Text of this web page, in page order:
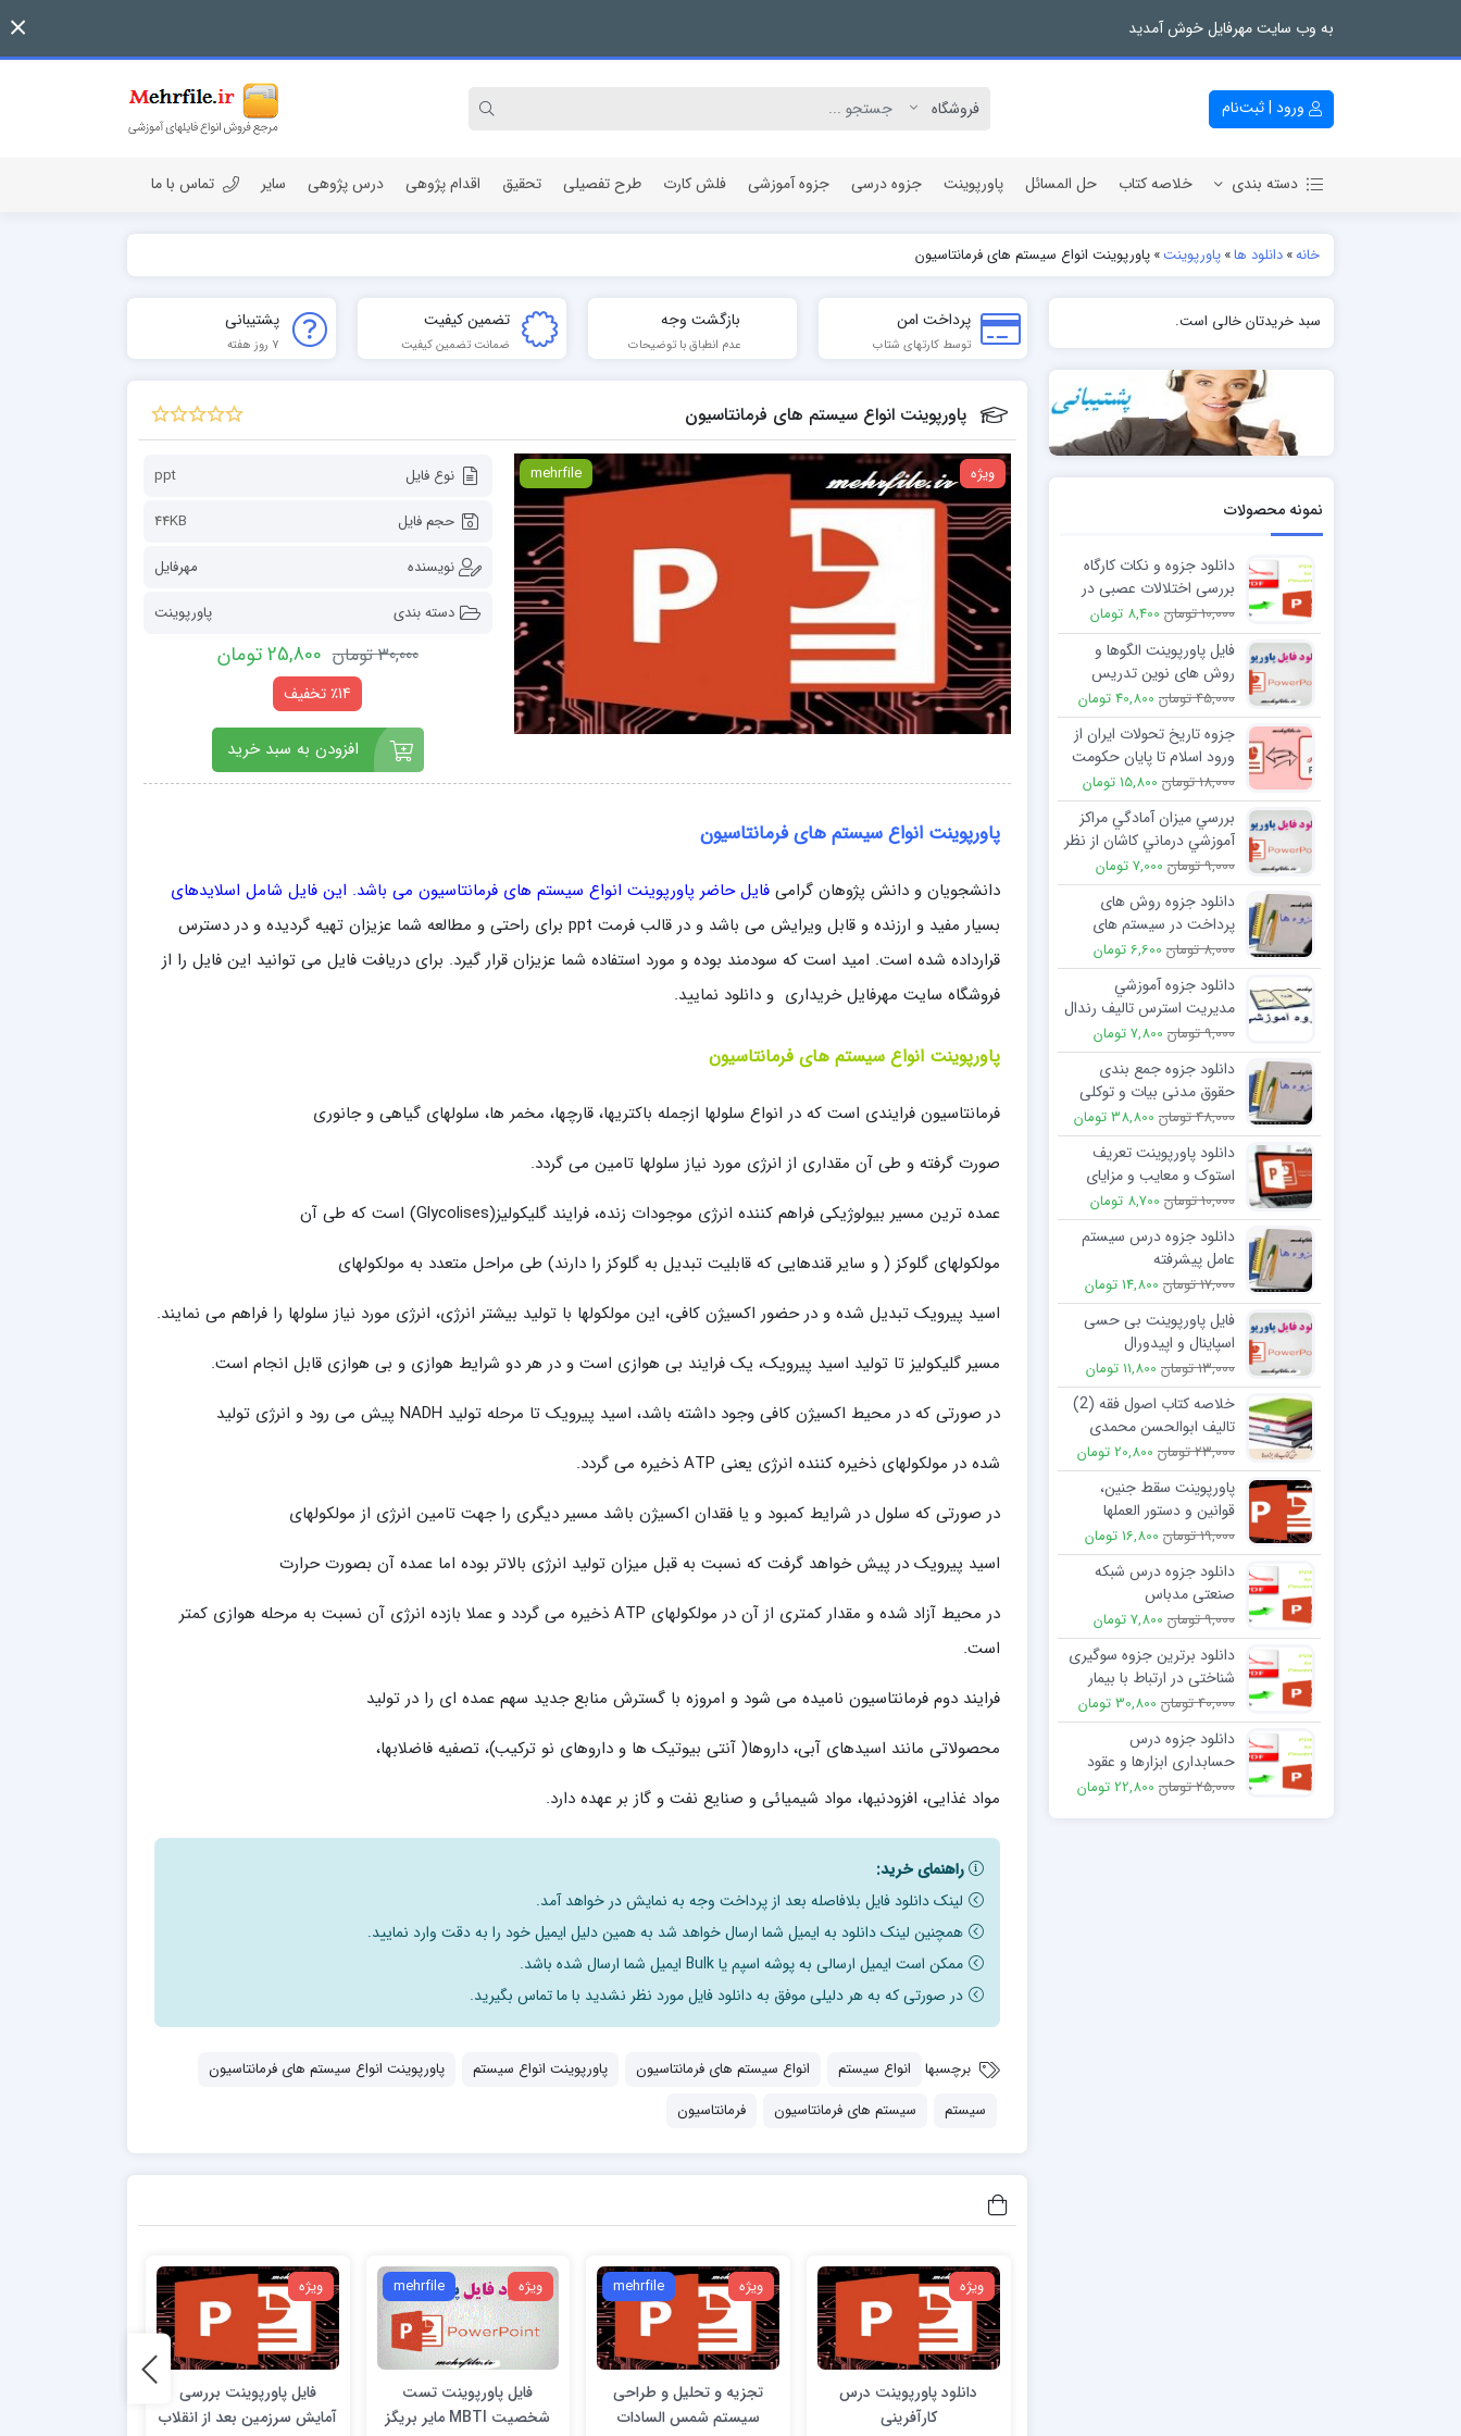
به وب سایت مهرفایل خوش آمدید
ورود | ثبت‌نام
دسته بندی
مقاله پژوهشی
خلاصه کتاب حل المسائل پاورپوینت جزوه درسی جزوه آموزشی فلش کارت طرح تفصیلی تحقیق اقدام پژوهی درس پژوهی سایر تماس با ما
خانه»دانلود ها»پاورپوینت»پاورپوینت انواع سیستم های فرمانتاسیون
پرداخت امن
توسط کارتهای شتاب
بازگشت وجه
عدم انطباق با توضیحات
تضمین کیفیت
ضمانت تضمین کیفیت
پشتیبانی
7 روز هفته
پاورپوینت انواع سیستم های فرمانتاسیون
ویژه mehrfile نوع فایل
ppt
حجم فایل
44KB
نویسنده
مهرفایل
دسته بندی
پاورپوینت
30,000 تومان 25,800 تومان
٪14 تخفیف
افزودن به سبد خرید
پاورپوینت انواع سیستم های فرمانتاسیون
دانشجویان و دانش پژوهان گرامی فایل حاضر پاورپوینت انواع سیستم های فرمانتاسیون می باشد. این فایل شامل اسلایدهای
بسیار مفید و ارزنده و قابل ویرایش می باشد و در قالب فرمت ppt برای راحتی و مطالعه شما عزیزان تهیه گردیده و در دسترس
قرارداده شده است. امید است که سودمند بوده و مورد استفاده شما عزیزان قرار گیرد. برای دریافت فایل می توانید این فایل را از
فروشگاه سایت مهرفایل خریداری و دانلود نمایید.
پاورپوینت انواع سیستم های فرمانتاسیون
فرمانتاسیون فرایندی است که در انواع سلولها ازجمله باکتریها، قارچها، مخمر ها، سلولهای گیاهی و جانوری
صورت گرفته و طی آن مقداری از انرژی مورد نیاز سلولها تامین می گردد.
عمده ترین مسیر بیولوژیکی فراهم کننده انرژی موجودات زنده، فرایند گلیکولیز(Glycolises) است که طی آن
مولکولهای گلوکز ( و سایر قندهایی که قابلیت تبدیل به گلوکز را دارند) طی مراحل متعدد به مولکولهای
اسید پیرویک تبدیل شده و در حضور اکسیژن کافی، این مولکولها با تولید بیشتر انرژی، انرژی مورد نیاز سلولها را فراهم می نمایند.
مسیر گلیکولیز تا تولید اسید پیرویک، یک فرایند بی هوازی است و در هر دو شرایط هوازی و بی هوازی قابل انجام است.
در صورتی که در محیط اکسیژن کافی وجود داشته باشد، اسید پیرویک تا مرحله تولید NADH پیش می رود و انرژی تولید
شده در مولکولهای ذخیره کننده انرژی یعنی ATP ذخیره می گردد.
در صورتی که سلول در شرایط کمبود و یا فقدان اکسیژن باشد مسیر دیگری را جهت تامین انرژی از مولکولهای
اسید پیرویک در پیش خواهد گرفت که نسبت به قبل میزان تولید انرژی بالاتر بوده اما عمده آن بصورت حرارت
در محیط آزاد شده و مقدار کمتری از آن در مولکولهای ATP ذخیره می گردد و عملا بازده انرژی آن نسبت به مرحله هوازی کمتر
است.
فرایند دوم فرمانتاسیون نامیده می شود و امروزه با گسترش منابع جدید سهم عمده ای را در تولید
محصولاتی مانند اسیدهای آبی، داروها( آنتی بیوتیک ها و داروهای نو ترکیب)، تصفیه فاضلابها،
مواد غذایی، افزودنیها، مواد شیمیائی و صنایع نفت و گاز بر عهده دارد.
راهنمای خرید:
لینک دانلود فایل بلافاصله بعد از پرداخت وجه به نمایش در خواهد آمد.
همچنین لینک دانلود به ایمیل شما ارسال خواهد شد به همین دلیل ایمیل خود را به دقت وارد نمایید.
ممکن است ایمیل ارسالی به پوشه اسپم یا Bulk ایمیل شما ارسال شده باشد.
در صورتی که به هر دلیلی موفق به دانلود فایل مورد نظر نشدید با ما تماس بگیرید.
برچسبها انواع سیستم انواع سیستم های فرمانتاسیون پاورپوینت انواع سیستم
پاورپوینت انواع سیستم های فرمانتاسیون
سیستم
سیستم های فرمانتاسیون فرمانتاسیون
ویژه
دانلود پاورپوینت درس
کارآفرینی
ویژه mehrfile
تجزیه و تحلیل و طراحی
سیستم شمس السادات
ویژه mehrfile
فایل پاورپوینت تست
شخصیت MBTI مایر بریگز
ویژه
فایل پاورپوینت بررسی
آمایش سرزمین بعد از انقلاب
سبد خریدتان خالی است.
نمونه محصولات
دانلود جزوه و نکات کارگاه
بررسی اختلالات عصبی در
بارداری
10,000 تومان 8,400 تومان
فایل پاورپوینت الگوها و
روش های نوین تدریس
45,000 تومان 40,800 تومان
جزوه تاريخ تحولات ايران از
ورود اسلام تا پایان حکومت
علويان طبرستان
18,000 تومان 15,800 تومان
بررسي ميزان آمادگي مراكز
آموزشي درماني كاشان از نظر
مديريت بحران ppt
9,000 تومان 7,000 تومان
دانلود جزوه روش های
پرداخت در سیستم های
درمانی و زنجیره تامین دارو
8,000 تومان 6,600 تومان
دانلود جزوه آموزشي
مديريت استرس تالیف رندال
راس و اليزابت آلتماير
9,000 تومان 7,800 تومان
دانلود جزوه جمع بندی
حقوق مدنی بیات و توکلی
48,000 تومان 38,800 تومان
دانلود پاورپوینت تعریف
استوک و معایب و مزایای
خرید کالای استوک
10,000 تومان 8,700 تومان
دانلود جزوه درس سيستم
عامل پيشرفته
17,000 تومان 14,800 تومان
فایل پاورپوینت بی حسی
اسپاینال و اپیدورال
13,000 تومان 11,800 تومان
خلاصه کتاب اصول فقه (2)
تالیف ابوالحسن محمدی
23,000 تومان 20,800 تومان
پاورپوینت سقط جنین،
قوانین و دستور العملها
19,000 تومان 16,800 تومان
دانلود جزوه درس شبکه
صنعتی مدباس
9,000 تومان 7,800 تومان
دانلود برترین جزوه سوگیری
شناختی در ارتباط با بیمار
(خطاها و سوگیری های
شناختی)
40,000 تومان 30,800 تومان
دانلود جزوه درس
حسابداری ابزارها و عقود
مالی اسلامی دکتر ساسامان
25,000 تومان 22,800 تومان